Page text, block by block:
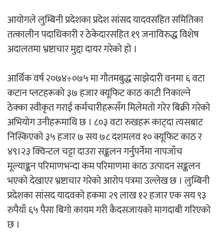
‘दुर्गा’ निर्माण गर्दै सम्राट
चलचित्र ‘माया भनेकै यस्तो होला’को शीर्ष गीत
सार्वजनिक
आयोगले लुम्बिनी प्रदेशका प्रदेश सांसद यादवसहित समितिका
तत्कालीन पदाधिकारी र ठेकेदारसहित १९ जनाविरुद्ध विशेष
अदालतमा भ्रष्टाचार मुद्दा दायर गरेको हो ।
आर्थिक वर्ष २०७४÷०७५ मा गौतमबुद्ध साझेदारी वनमा ६ वटा
कटान प्लटहरूको ३७ हजार क्यूफिट काठ काटी निकाल्ने
ठेक्का स्वीकृत गराई कर्मचारीहरूसँग मिलेमतो गरेर बिक्री गरेको
अभियोग उनीहरूमाथि छ । ८०३ वटा रुखहरू काट्दा त्यसबाट
निस्किएको ३५ हजार ७ सय ७८ दशमलव १० क्यूफिट काठ र
४९।२३ क्विन्टल चट्टा दाउरा सङ्कलन गर्नुपर्नेमा नापजाँच
मूल्याङ्कन परिमाणभन्दा कम परिमाणमा काठ उत्पादन सङ्कलन
भएको देखाएर भ्रष्टाचार गरेको आरोप पत्रमा उल्लेख छ । लुम्बिनी
प्रदेशका सांसद यादवको हकमा २९ लाख १२ हजार एक सय ९३
रुपैयाँ ६५ पैसा बिगो कायम गरी कैदसजायको मागदाबी गरिएको
छ ।